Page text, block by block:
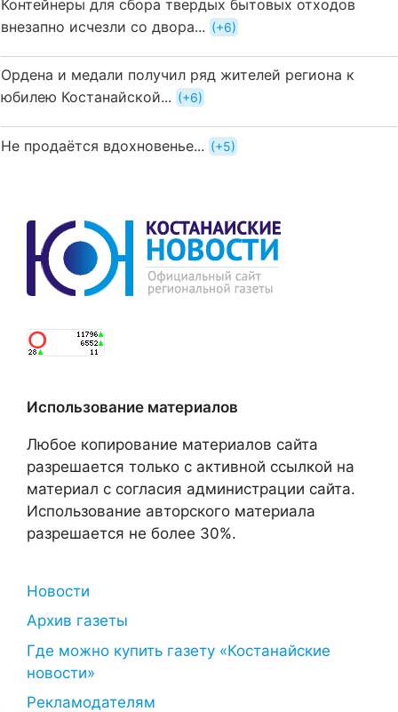
Контейнеры для сбора твердых бытовых отходов
внезапно исчезли со двора...
+6
Ордена и медали получил ряд жителей региона к
юбилею Костанайской...
+6
Не продаётся вдохновенье... +5
Использование материалов
Любое копирование материалов сайта
разрешается только с активной ссылкой на
материал с согласия администрации сайта.
Использование авторского материала
разрешается не более 30%.
Новости
Архив газеты
Где можно купить газету «Костанайские
новости»
Рекламодателям